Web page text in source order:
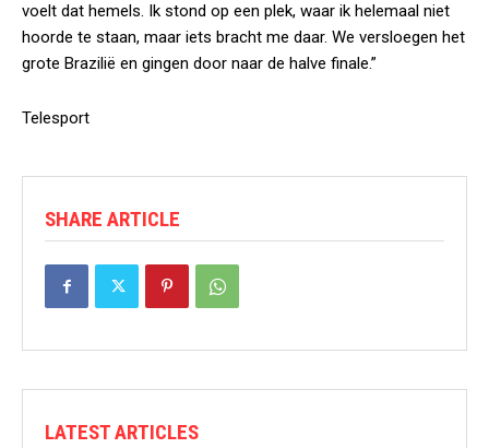
voelt dat hemels. Ik stond op een plek, waar ik helemaal niet
hoorde te staan, maar iets bracht me daar. We versloegen het
grote Brazilië en gingen door naar de halve finale.”
Telesport
SHARE ARTICLE
LATEST ARTICLES